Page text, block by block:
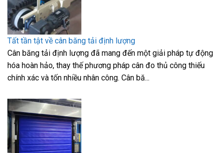
Tất tần tật về cân băng tải định lượng
Cân băng tải định lượng đã mang đến một giải pháp tự động
hóa hoàn hảo, thay thế phương pháp cân đo thủ công thiếu
chính xác và tốn nhiều nhân công. Cân bă...